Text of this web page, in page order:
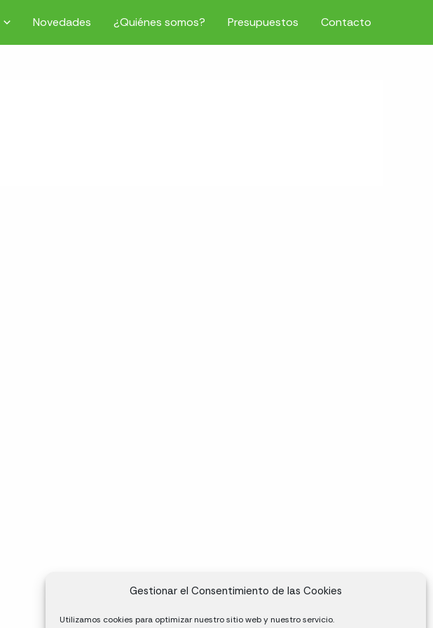
Gestionar el Consentimiento de las Cookies
Utilizamos cookies para optimizar nuestro sitio web y nuestro servicio.
Novedades ¿Quiénes somos? Presupuestos Contacto